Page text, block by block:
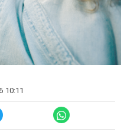
10:11